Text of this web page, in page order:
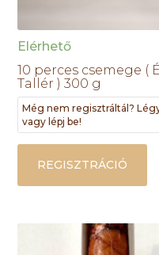
Elérhető
10 perces csemege (
Tallér ) 300 g
Még nem regisztráltál?
vagy lépj be!
REGISZTRÁCIÓ